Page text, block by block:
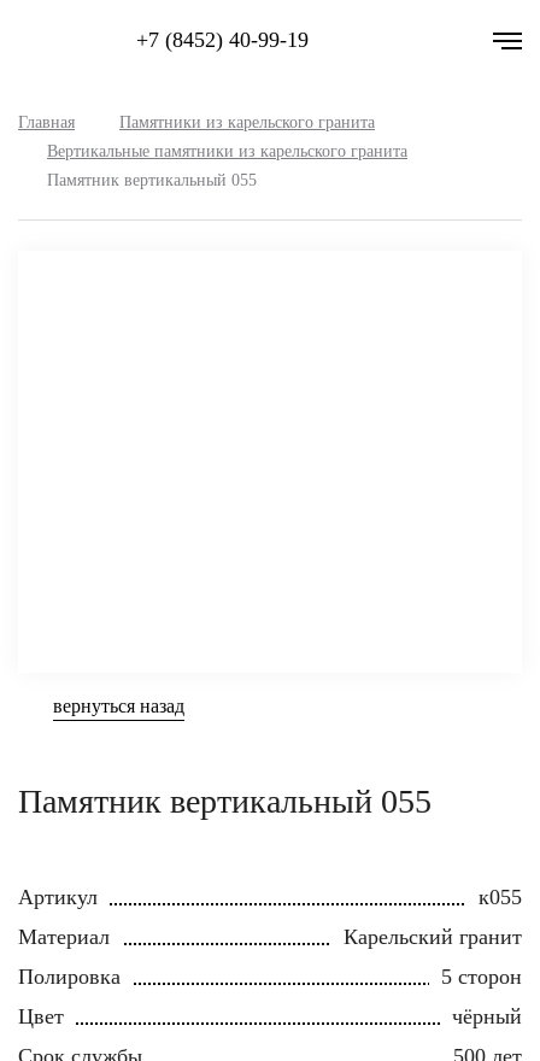
+7 (8452) 40-99-19
Главная
Памятники из карельского гранита
Вертикальные памятники из карельского гранита
Памятник вертикальный 055
вернуться назад
Памятник вертикальный 055
Артикул
к055
Материал
Карельский гранит
Полировка
5 сторон
Цвет
чёрный
Срок службы
500 лет